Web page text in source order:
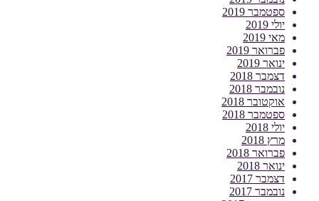
ספטמבר 2019
יולי 2019
מאי 2019
פברואר 2019
ינואר 2019
דצמבר 2018
נובמבר 2018
אוקטובר 2018
ספטמבר 2018
יולי 2018
מרץ 2018
פברואר 2018
ינואר 2018
דצמבר 2017
נובמבר 2017